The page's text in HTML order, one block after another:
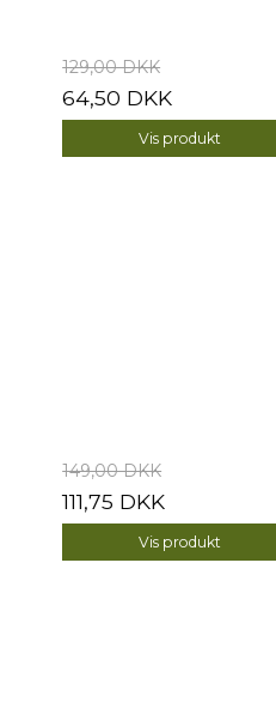
129,00 DKK
64,50 DKK
Vis produkt
149,00 DKK
111,75 DKK
Vis produkt